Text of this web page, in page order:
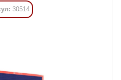
30514